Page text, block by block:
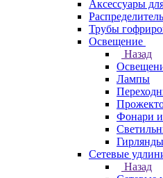
Аксессуары
Трубы
Освещение
Назад
Лампы
Фонари
Гирлянды
Сетевые
Назад